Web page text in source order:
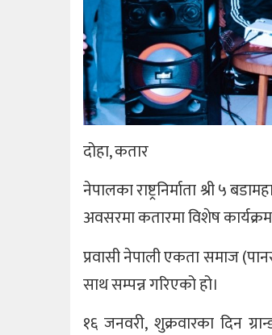
दोहा, कतार
नेपालका राष्ट्रनिर्माता श्री ५
अवसरमा कतारमा विशेष
प्रवासी नेपाली एकता समाज
साथ सम्पन्न गरिएको हो।
१६ जनवरी, शुक्रवारका दिन